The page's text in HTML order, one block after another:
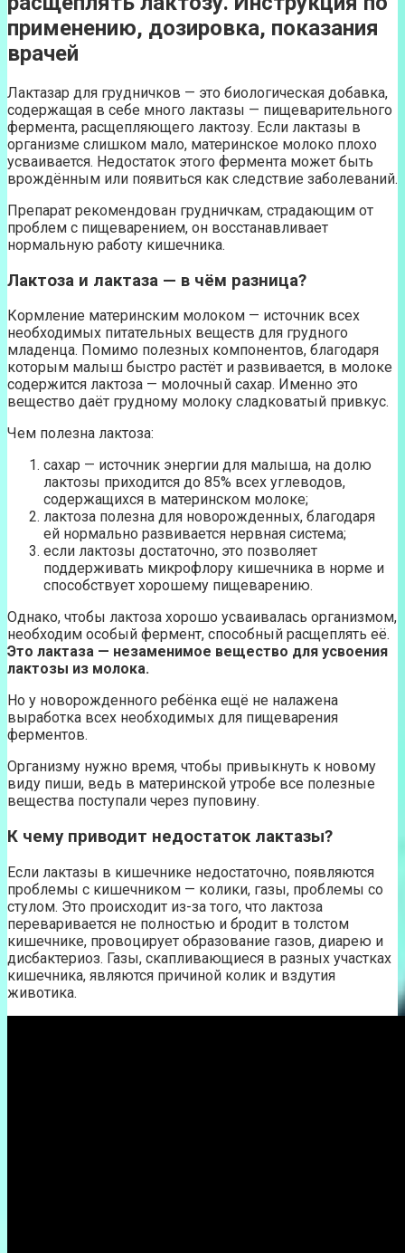
применению, дозировка, показания
врачей
Лактазар для грудничков — это биологическая добавка,
содержащая в себе много лактазы — пищеварительного
фермента, расщепляющего лактозу. Если лактазы в
организме слишком мало, материнское молоко плохо
усваивается. Недостаток этого фермента может быть
врождённым или появиться как следствие заболеваний.
Препарат рекомендован грудничкам, страдающим от
проблем с пищеварением, он восстанавливает
нормальную работу кишечника.
Лактоза и лактаза — в чём разница?
Кормление материнским молоком — источник всех
необходимых питательных веществ для грудного
младенца. Помимо полезных компонентов, благодаря
которым малыш быстро растёт и развивается, в молоке
содержится лактоза — молочный сахар. Именно это
вещество даёт грудному молоку сладковатый привкус.
Чем полезна лактоза:
сахар — источник энергии для малыша, на долю
лактозы приходится до 85% всех углеводов,
содержащихся в материнском молоке;
лактоза полезна для новорожденных, благодаря
ей нормально развивается нервная система;
если лактозы достаточно, это позволяет
поддерживать микрофлору кишечника в норме и
способствует хорошему пищеварению.
Однако, чтобы лактоза хорошо усваивалась организмом,
необходим особый фермент, способный расщеплять её.
Это лактаза — незаменимое вещество для усвоения
лактозы из молока.
Но у новорожденного ребёнка ещё не налажена
выработка всех необходимых для пищеварения
ферментов.
Организму нужно время, чтобы привыкнуть к новому
виду пиши, ведь в материнской утробе все полезные
вещества поступали через пуповину.
К чему приводит недостаток лактазы?
Если лактазы в кишечнике недостаточно, появляются
проблемы с кишечником — колики, газы, проблемы со
стулом. Это происходит из-за того, что лактоза
переваривается не полностью и бродит в толстом
кишечнике, провоцирует образование газов, диарею и
дисбактериоз. Газы, скапливающиеся в разных участках
кишечника, являются причиной колик и вздутия
животика.